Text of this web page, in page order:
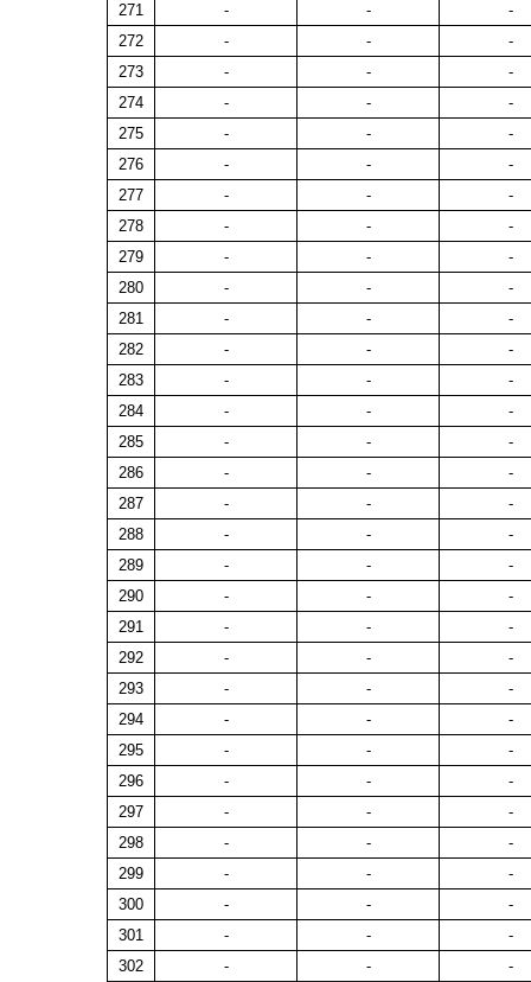
271
- -
-
272
- -
-
273
- -
-
274
- -
-
275
- -
-
276
- -
-
277
- -
-
278
- -
-
279
- -
-
280
- -
-
281
- -
-
282
- -
-
283
- -
-
284
- -
-
285
- -
-
286
- -
-
287
- -
-
288
- -
-
289
- -
-
290
- -
-
291
- -
-
292
- -
-
293
- -
-
294
- -
-
295
- -
-
296
- -
-
297
- -
-
298
- -
-
299
- -
-
300
- -
-
301
- -
-
302
- -
-